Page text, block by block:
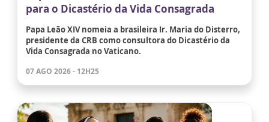
para o Dicastério da Vida Consagrada
Papa Leão XIV nomeia a brasileira Ir. Maria do Disterro,
presidente da CRB como consultora do Dicastério da
Vida Consagrada no Vaticano.
07 AGO 2026 - 12H25